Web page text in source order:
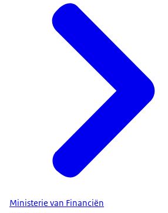
Ministerie van Financiën